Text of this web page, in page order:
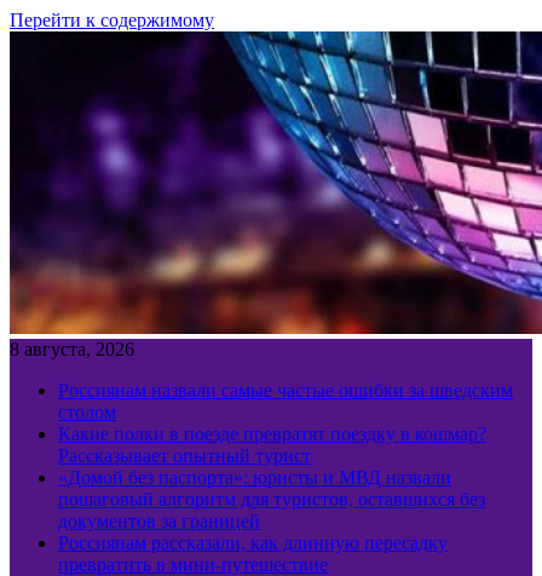
Перейти к содержимому
8 августа, 2026
Россиянам назвали самые частые ошибки за шведским
столом
Какие полки в поезде превратят поездку в кошмар?
Рассказывает опытный турист
«Домой без паспорта»: юристы и МВД назвали
пошаговый алгоритм для туристов, оставшихся без
документов за границей
Россиянам рассказали, как длинную пересадку
превратить в мини-путешествие